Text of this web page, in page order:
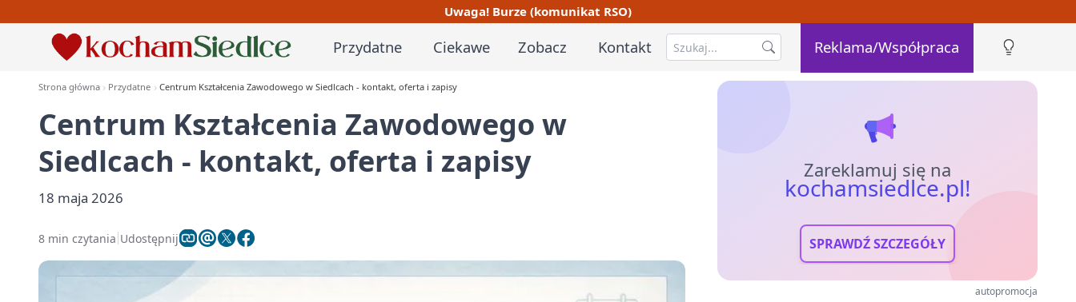
Uwaga! Burze (komunikat RSO)
Przydatne Ciekawe Zobacz Kontakt Reklama/Współpraca
Strona główna Przydatne Centrum Kształcenia Zawodowego w Siedlcach - kontakt, oferta i zapisy
Centrum Kształcenia Zawodowego w
Siedlcach - kontakt, oferta i zapisy
18 maja 2026
8 min czytania Udostępnij
Zareklamuj się na
kochamsiedlce.pl!
SPRAWDŹ SZCZEGÓŁY
autopromocja